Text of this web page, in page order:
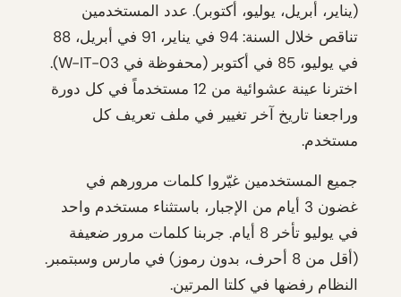
(يناير، أبريل، يوليو، أكتوبر). عدد المستخدمين
تناقص خلال السنة: 94 في يناير، 91 في أبريل، 88
في يوليو، 85 في أكتوبر (محفوظة في W-IT-03).
اخترنا عينة عشوائية من 12 مستخدماً في كل دورة
وراجعنا تاريخ آخر تغيير في ملف تعريف كل
مستخدم.
جميع المستخدمين غيّروا كلمات مرورهم في
غضون 3 أيام من الإجبار، باستثناء مستخدم واحد
في يوليو تأخر 8 أيام. جربنا كلمات مرور ضعيفة
(أقل من 8 أحرف، بدون رموز) في مارس وسبتمبر.
النظام رفضها في كلتا المرتين.